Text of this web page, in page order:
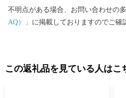
OC（公益財団法人日本オリンピック
企業から募った資金を市民活動に役
不明点がある場合、お問い合わせの
AQ）」 に掲載しておりますのでご確
この返礼品を見ている人はこ